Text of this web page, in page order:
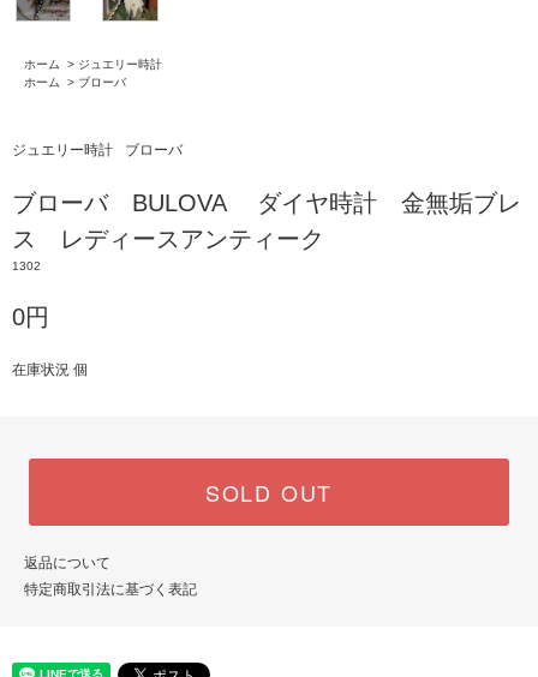
ホーム > ジュエリー時計
ホーム
> ブローバ
ジュエリー時計 ブローバ
ブローバ BULOVA ダイヤ時計 金無垢ブレ
ス レディースアンティーク
1302
0円
在庫状況 個
SOLD OUT
返品について
特定商取引法に基づく表記